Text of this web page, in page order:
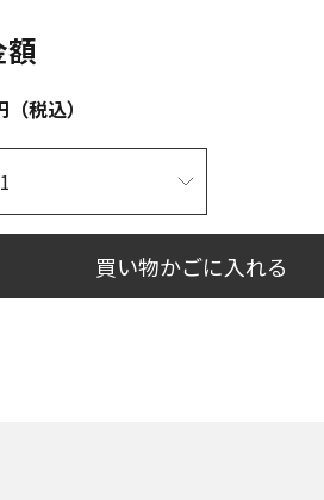
（税込）
買い物かごに入れる